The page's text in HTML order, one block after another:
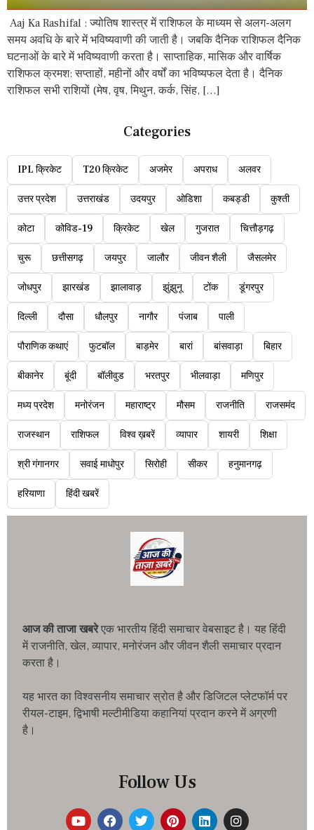
Aaj Ka Rashifal : ज्योतिष शास्त्र में राशिफल के माध्यम से अलग-अलग
समय अवधि के बारे में भविष्यवाणी की जाती है। जबकि दैनिक राशिफल दैनिक
घटनाओं के बारे में भविष्यवाणी करता है। साप्ताहिक, मासिक और वार्षिक
राशिफल क्रमश: सप्ताहों, महीनों और वर्षों का भविष्यफल देता है। दैनिक
राशिफल सभी राशियों (मेष, वृष, मिथुन, कर्क, सिंह, […]
Categories
IPL क्रिकेट T20 क्रिकेट अजमेर अपराध अलवर
उत्तर प्रदेश उत्तराखंड उदयपुर ओडिशा कबड्डी कुश्ती
कोटा कोविड-19 क्रिकेट खेल गुजरात चित्तौड़गढ़
चुरू छत्तीसगढ़ जयपुर जालौर जीवन शैली जैसलमेर
जोधपुर झारखंड झालावाड़ झुंझुनू टोंक डूंगरपुर
दिल्ली दौसा धौलपुर नागौर पंजाब पाली
पौराणिक कथाएं फुटबॉल बाड़मेर बारां बांसवाड़ा बिहार
बीकानेर बूंदी बॉलीवुड भरतपुर भीलवाड़ा मणिपुर
मध्य प्रदेश मनोरंजन महाराष्ट्र मौसम राजनीति राजसमंद
राजस्थान राशिफल विश्व ख़बरें व्यापार शायरी शिक्षा
श्री गंगानगर सवाई माधोपुर सिरोही सीकर हनुमानगढ़
हरियाणा हिंदी खबरें
आज की ताजा खबरेएक भारतीय हिंदी समाचार वेबसाइट है। यह हिंदी
में राजनीति, खेल, व्यापार, मनोरंजन और जीवन शैली समाचार प्रदान
करता है।
यह भारत का विश्वसनीय समाचार स्रोत है और डिजिटल प्लेटफॉर्म पर
रीयल-टाइम, द्विभाषी मल्टीमीडिया कहानियां प्रदान करने में अग्रणी
है।
Follow Us